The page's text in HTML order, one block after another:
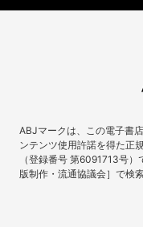
ABJマークは、この電子書
ンテンツ使用許諾を得た正
（登録番号 第6091713号
版制作・流通協議会］で検